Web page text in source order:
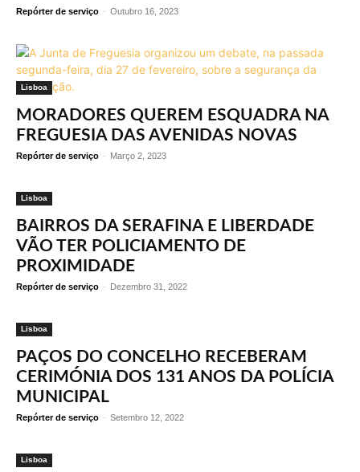
Repórter de serviço - Outubro 16, 2023
Lisboa
MORADORES QUEREM ESQUADRA NA
FREGUESIA DAS AVENIDAS NOVAS
Repórter de serviço - Março 2, 2023
Lisboa
BAIRROS DA SERAFINA E LIBERDADE
VÃO TER POLICIAMENTO DE
PROXIMIDADE
Repórter de serviço - Dezembro 31, 2022
Lisboa
PAÇOS DO CONCELHO RECEBERAM
CERIMÓNIA DOS 131 ANOS DA POLÍCIA
MUNICIPAL
Repórter de serviço - Setembro 12, 2022
Lisboa